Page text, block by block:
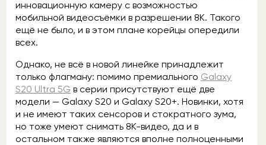
инновационную камеру с возможностью
мобильной видеосъёмки в разрешении 8К. Такого
ещё не было, и в этом плане корейцы опередили
всех.
Однако, не всё в новой линейке принадлежит
только флагману: помимо премиального Galaxy
S20 Ultra 5G в серии присутствуют ещё две
модели — Galaxy S20 и Galaxy S20+. Новинки, хотя
и не имеют таких сенсоров и стократного зума,
но тоже умеют снимать 8К-видео, да и в
остальном также являются вполне полноценными